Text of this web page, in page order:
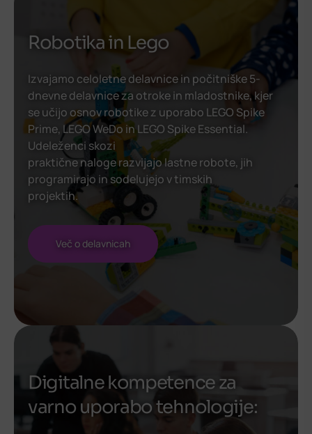
Robotika in Lego
Izvajamo celoletne delavnice in počitniške 5-
dnevne delavnice za otroke in mladostnike, kjer
se učijo osnov robotike z uporabo LEGO Spike
Prime, LEGO WeDo in LEGO Spike Essential.
Udeleženci skozi
praktične naloge razvijajo lastne robote, jih
programirajo in sodelujejo v timskih
projektih.
Več o delavnicah
Digitalne kompetence za
varno uporabo tehnologije: